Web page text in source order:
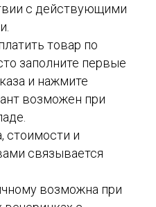
с действующими
товар по
заполните первые
и нажмите
возможен при
стоимости и
связывается
возможна при